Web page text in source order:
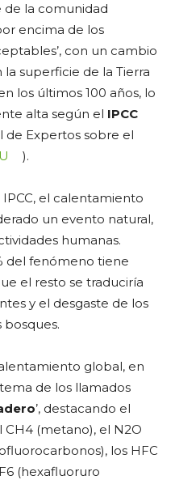
la comunidad
encima de los
con un cambio
superficie de la Tierra
los últimos 100 años, lo
alta según el IPCC
Expertos sobre el
).
el calentamiento
un evento natural,
humanas.
del fenómeno tiene
el resto se traduciría
y el desgaste de los
bosques.
global, en
de los llamados
’, destacando el
CH4 (metano), el N2O
los HFC
(hexafluoruro